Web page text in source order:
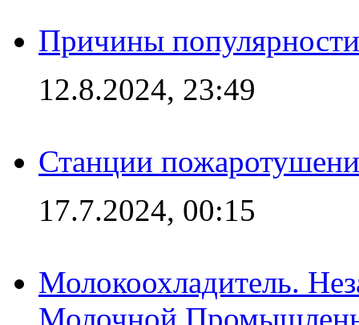
Причины
12.8.2024, 23:49
Станции
17.7.2024, 00:15
Молокоохладитель.
Молочной